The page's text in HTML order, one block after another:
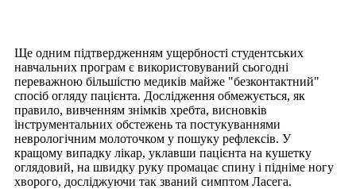
Ще одним підтвердженням ущербності студентських
навчальних програм є використовуваний сьогодні
переважною більшістю медиків майже "безконтактний"
спосіб огляду пацієнта. Дослідження обмежується, як
правило, вивченням знімків хребта, висновків
інструментальних обстежень та постукуваннями
неврологічним молоточком у пошуку рефлексів. У
кращому випадку лікар, уклавши пацієнта на кушетку
оглядовий, на швидку руку промацає спину і підніме ногу
хворого, досліджуючи так званий симптом Ласега.